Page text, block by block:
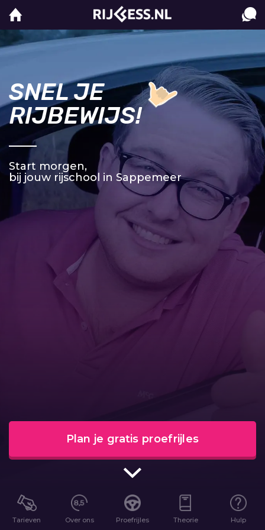
SNEL JE
RIJBEWIJS!
Start morgen,
bij jouw rijschool in Sappemeer
Plan je gratis proefrijles
Tarieven Over ons Proefrijles Theorie Hulp